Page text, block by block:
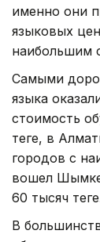
именно они
языковых
наибольшим
Самыми
языка
стоимость
теңге, в
городов с
вошел
60 тысяч
В